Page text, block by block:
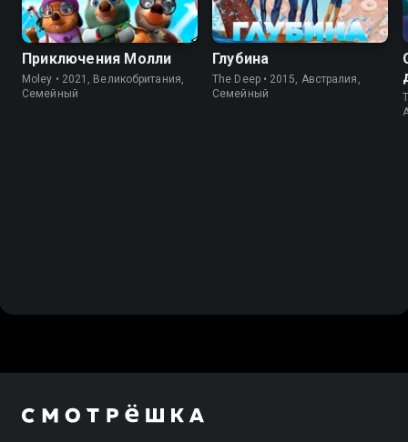
Приключения Молли
Moley • 2021, Великобритания,
Cемейный
Глубина
The Deep • 2015, Австралия,
Cемейный